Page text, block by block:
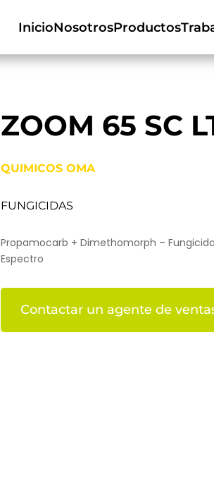
InicioNosotrosProductos
ZOOM 65 SC
QUIMICOS OMA
FUNGICIDAS
Propamocarb + Dimethomorph –
Espectro
Contactar un agente de